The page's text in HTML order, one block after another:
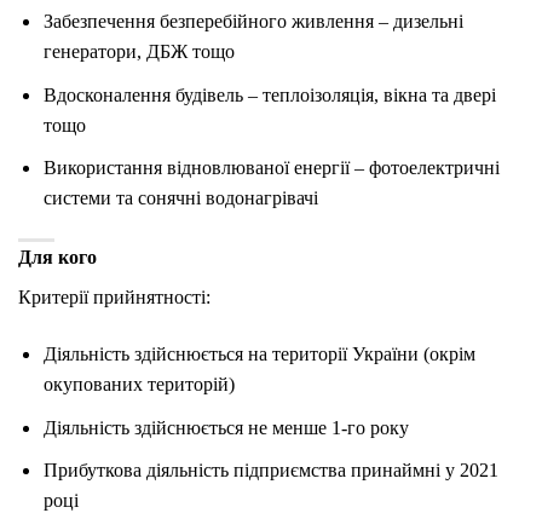
Забезпечення безперебійного живлення – дизельні
генератори, ДБЖ тощо
Вдосконалення будівель – теплоізоляція, вікна та двері
тощо
Використання відновлюваної енергії – фотоелектричні
системи та сонячні водонагрівачі
Для кого
Критерії прийнятності:
Діяльність здійснюється на території України (окрім
окупованих територій)
Діяльність здійснюється не менше 1-го року
Прибуткова діяльність підприємства принаймні у 2021
році